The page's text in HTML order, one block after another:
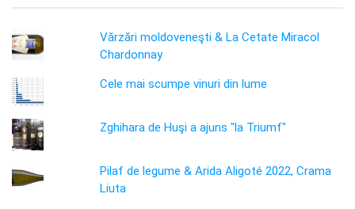
Vărzări moldoveneşti & La Cetate Miracol
Chardonnay
Cele mai scumpe vinuri din lume
Zghihara de Huşi a ajuns "la Triumf"
Pilaf de legume & Arida Aligoté 2022, Crama
Liuta